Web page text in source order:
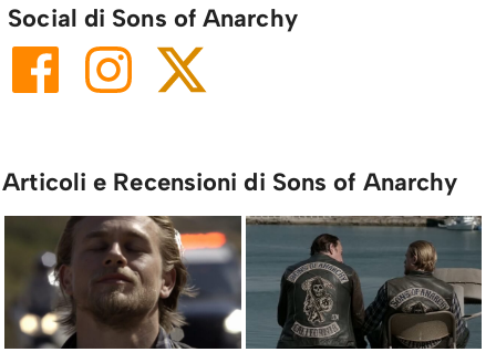
Social di Sons of Anarchy
Articoli e Recensioni di Sons of Anarchy